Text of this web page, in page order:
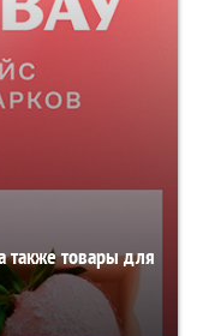
также товары для